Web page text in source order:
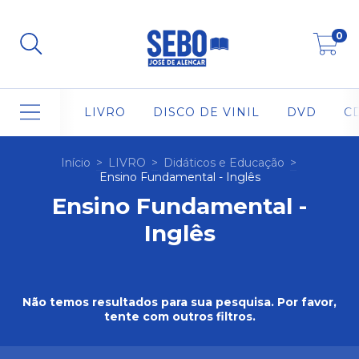
0
LIVRO DISCO DE VINIL DVD
Início > LIVRO > Didáticos e Educação >
Ensino Fundamental - Inglês
Ensino Fundamental -
Inglês
Não temos resultados para sua pesquisa. Por favor,
tente com outros filtros.